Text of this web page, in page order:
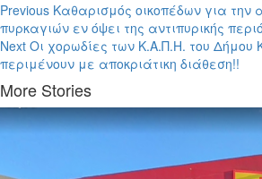
Previous Καθαρισμός οικοπέδων για την
πυρκαγιών εν όψει της αντιπυρικής
Next Oι χορωδίες των Κ.Α.Π.Η. του Δήμου
περιμένουν με αποκριάτικη διάθεση!!
More Stories